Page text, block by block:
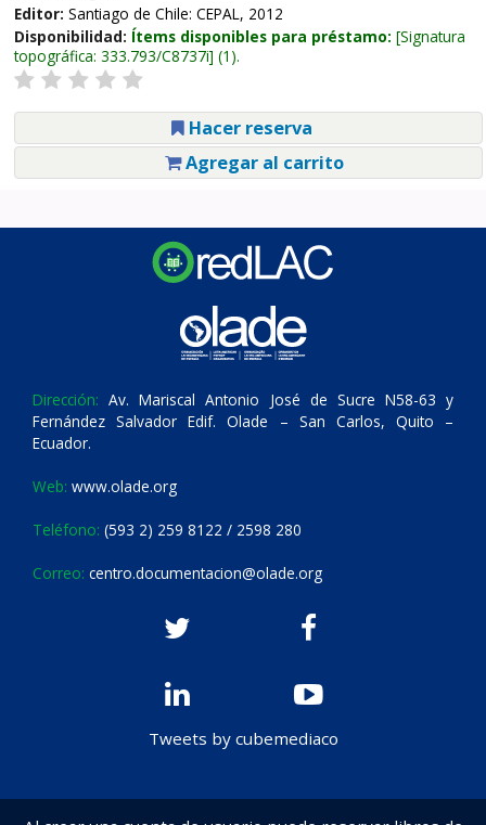
Editor: Santiago de Chile: CEPAL, 2012
Disponibilidad: Ítems disponibles para préstamo: Signatura
topográfica: 333.793/C8737i (1).
Hacer reserva
Agregar al carrito
Dirección: Av. Mariscal Antonio José de Sucre N58-63 y
Fernández Salvador Edif. Olade – San Carlos, Quito –
Ecuador.
Web: www.olade.org
Teléfono: (593 2) 259 8122 / 2598 280
Correo: centro.documentacion@olade.org
Tweets by cubemediaco